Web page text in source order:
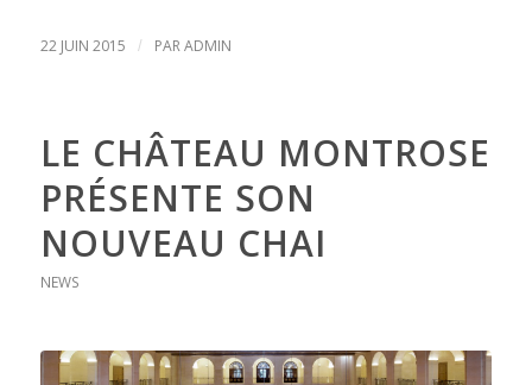
22 JUIN 2015 / PARADMIN
LE CHÂTEAU MONTROSE
PRÉSENTE SON
NOUVEAU CHAI
NEWS